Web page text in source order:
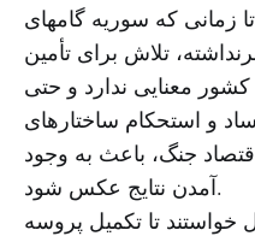
زمانی که سوریه گامهای
تلاش برای تأمین
معنایی ندارد و حتی
و استحکام ساختارهای
جنگ، باعث به وجود
آمدن نتایج عکس شود.
خواستند تا تکمیل پروسه